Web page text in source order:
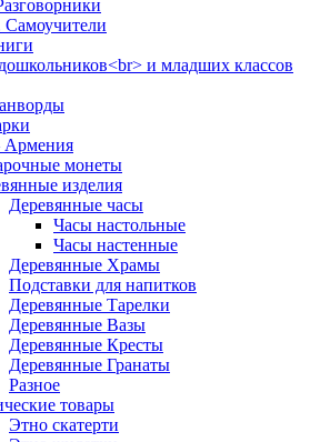
и младших классов
Армения
монеты
изделия
Деревянные часы
Часы настольные
Часы настенные
Деревянные Храмы
Подставки для напитков
Деревянные Тарелки
Деревянные Вазы
Деревянные Кресты
Деревянные Гранаты
Разное
товары
Этно скатерти